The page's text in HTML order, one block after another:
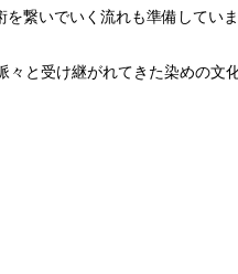
繋いでいく流れも準備していま
と受け継がれてきた染めの文